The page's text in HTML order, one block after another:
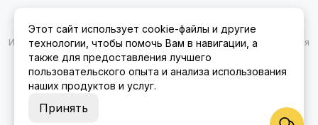
Амуре.Карта сайта
Информация на сайте носит ознакомительный характер и не является
публичной офертой.
Этот сайт использует cookie-файлы и другие
технологии, чтобы помочь Вам в навигации, а
также для предоставления лучшего
пользовательского опыта и анализа использования
наших продуктов и услуг.
Принять